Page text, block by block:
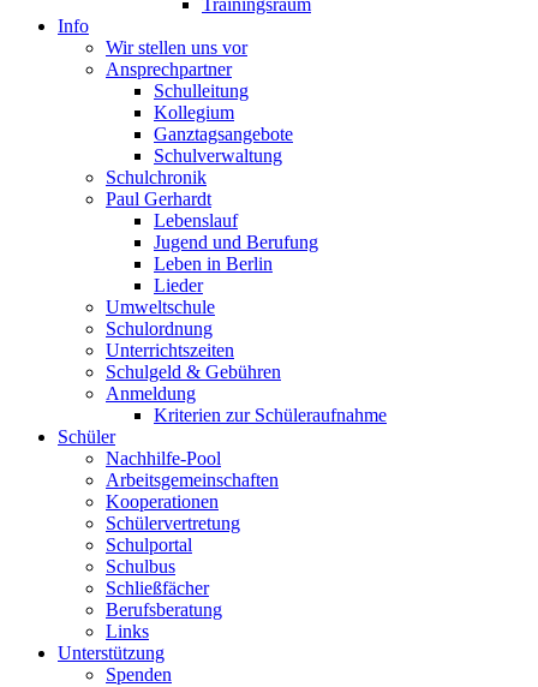
Trainingsraum
Info
Wir stellen uns vor
Ansprechpartner
Schulleitung
Kollegium
Ganztagsangebote
Schulverwaltung
Schulchronik
Paul Gerhardt
Lebenslauf
Jugend und Berufung
Leben in Berlin
Lieder
Umweltschule
Schulordnung
Unterrichtszeiten
Schulgeld & Gebühren
Anmeldung
Kriterien zur Schüleraufnahme
Schüler
Nachhilfe-Pool
Arbeitsgemeinschaften
Kooperationen
Schülervertretung
Schulportal
Schulbus
Schließfächer
Berufsberatung
Links
Unterstützung
Spenden